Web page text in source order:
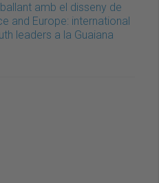
amb el disseny de
and Europe: international
leaders a la Guaiana